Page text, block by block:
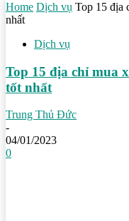
Home Dịch vụ Top 15 địa
nhất
Dịch vụ
Top 15 địa chỉ mua
tốt nhất
Trung Thủ Đức
-
04/01/2023
0